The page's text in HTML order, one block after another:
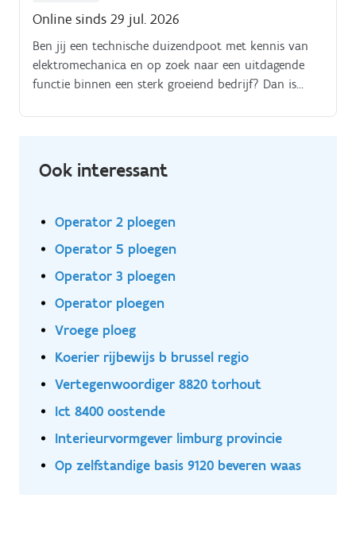
Online sinds 29 jul. 2026
Ben jij een technische duizendpoot met kennis van
elektromechanica en op zoek naar een uitdagende
functie binnen een sterk groeiend bedrijf? Dan is
Ook interessant
Operator 2 ploegen
Operator 5 ploegen
Operator 3 ploegen
Operator ploegen
Vroege ploeg
Koerier rijbewijs b brussel regio
Vertegenwoordiger 8820 torhout
Ict 8400 oostende
Interieurvormgever limburg provincie
Op zelfstandige basis 9120 beveren waas